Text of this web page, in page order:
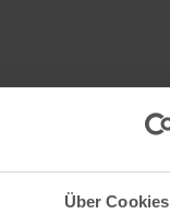
Über Cookies